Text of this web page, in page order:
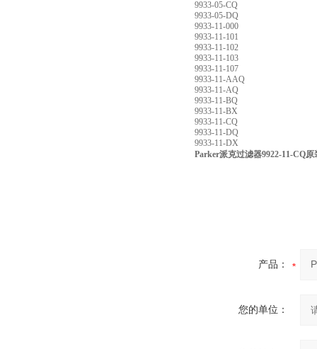
9933-05-CQ
9933-05-DQ
9933-11-000
9933-11-101
9933-11-102
9933-11-103
9933-11-107
9933-11-AAQ
9933-11-AQ
9933-11-BQ
9933-11-BX
9933-11-CQ
9933-11-DQ
9933-11-DX
Parker派克过滤器9922-11-CQ原
产品：
您的单位：